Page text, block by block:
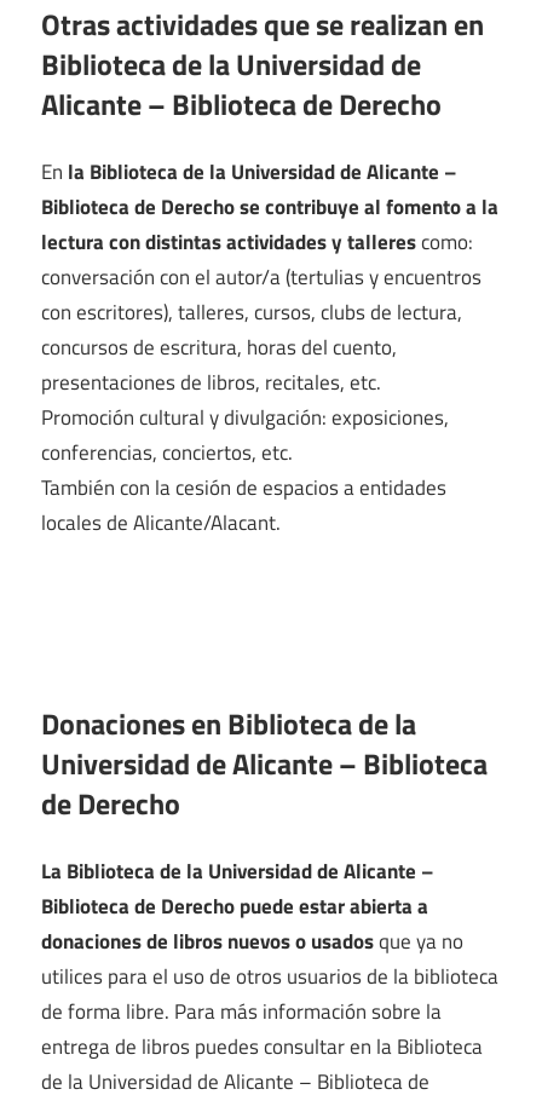
Otras actividades que se realizan en
Biblioteca de la Universidad de
Alicante – Biblioteca de Derecho
En la Biblioteca de la Universidad de Alicante –
Biblioteca de Derecho se contribuye al fomento a la
lectura con distintas actividades y tallerescomo:
conversación con el autor/a (tertulias y encuentros
con escritores), talleres, cursos, clubs de lectura,
concursos de escritura, horas del cuento,
presentaciones de libros, recitales, etc.
Promoción cultural y divulgación: exposiciones,
conferencias, conciertos, etc.
También con la cesión de espacios a entidades
locales de Alicante/Alacant.
Donaciones en Biblioteca de la
Universidad de Alicante – Biblioteca
de Derecho
La Biblioteca de la Universidad de Alicante –
Biblioteca de Derecho puede estar abierta a
donaciones de libros nuevos o usadosque ya no
utilices para el uso de otros usuarios de la biblioteca
de forma libre. Para más información sobre la
entrega de libros puedes consultar en la Biblioteca
de la Universidad de Alicante – Biblioteca de